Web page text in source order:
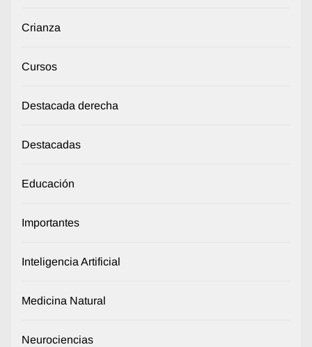
Crianza
Cursos
Destacada derecha
Destacadas
Educación
Importantes
Inteligencia Artificial
Medicina Natural
Neurociencias